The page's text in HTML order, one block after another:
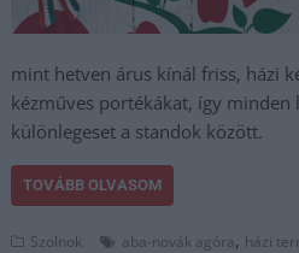
mint hetven árus kínál friss, házi
kézműves portékákat, így
különlegeset a standok között.
TOVÁBB OLVASOM
Szolnok aba-novák agóra, házi